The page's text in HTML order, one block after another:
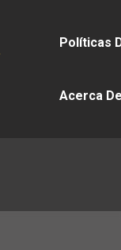
Políticas
Acerca